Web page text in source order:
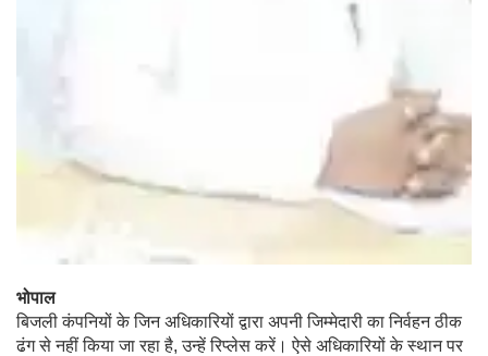
भोपाल
बिजली कंपनियों के जिन अधिकारियों द्वारा अपनी जिम्मेदारी का निर्वहन ठीक
ढंग से नहीं किया जा रहा है, उन्हें रिप्लेस करें। ऐसे अधिकारियों के स्थान पर